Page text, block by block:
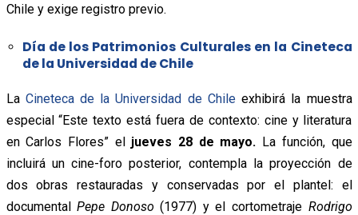
Chile y exige registro previo.
Día de los Patrimonios Culturales en la Cineteca
de la Universidad de Chile
La Cineteca de la Universidad de Chileexhibirá la muestra
especial “Este texto está fuera de contexto: cine y literatura
en Carlos Flores” el jueves 28 de mayo. La función, que
incluirá un cine-foro posterior, contempla la proyección de
dos obras restauradas y conservadas por el plantel: el
documentalPepe Donoso (1977) y el cortometraje Rodrigo